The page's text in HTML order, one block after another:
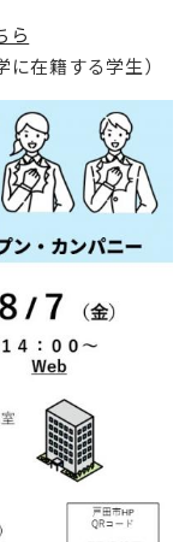
ら
在籍する学生）​